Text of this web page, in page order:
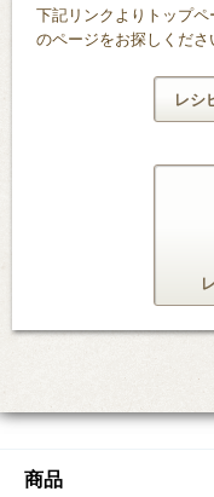
下記リンクよりトップ
のページをお探しくださ
レシ
商品